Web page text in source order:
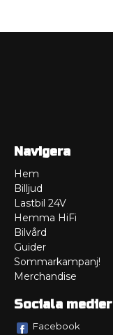
Navigera
Hem
Billjud
Lastbil 24V
Hemma HiFi
Bilvård
Guider
Sommarkampanj!
Merchandise
Sociala medier
Facebook